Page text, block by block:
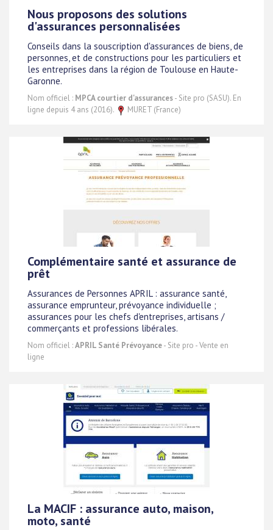
Nous proposons des solutions
d'assurances personnalisées
Conseils dans la souscription d'assurances de biens, de
personnes, et de constructions pour les particuliers et
les entreprises dans la région de Toulouse en Haute-
Garonne.
Nom officiel : MPCA courtier d'assurances- Site pro (SASU). En
ligne depuis 4 ans (2016).
MURET (France)
Complémentaire santé et assurance de
prêt
Assurances de Personnes APRIL : assurance santé,
assurance emprunteur, prévoyance individuelle ;
assurances pour les chefs d'entreprises, artisans /
commerçants et professions libérales.
Nom officiel :APRIL Santé Prévoyance- Site pro - Vente en
ligne
La MACIF : assurance auto, maison,
moto, santé